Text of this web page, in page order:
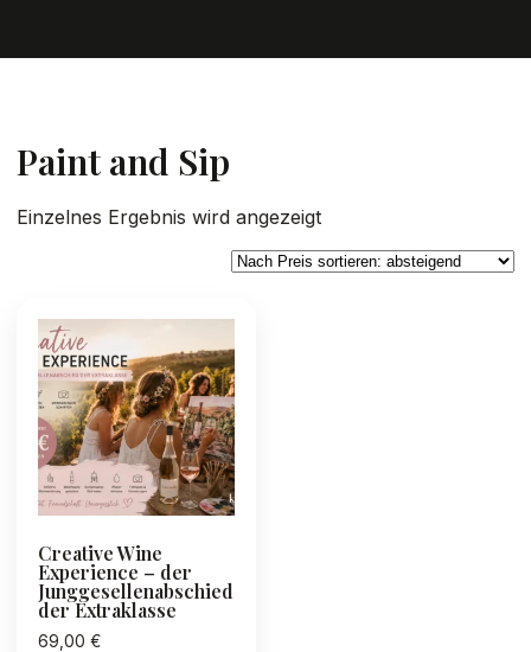
Paint and Sip
Einzelnes Ergebnis wird angezeigt
Creative Wine
Experience – der
Junggesellenabschied
der Extraklasse
69,00 €